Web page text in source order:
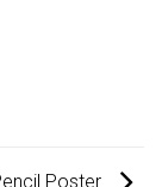
Poster